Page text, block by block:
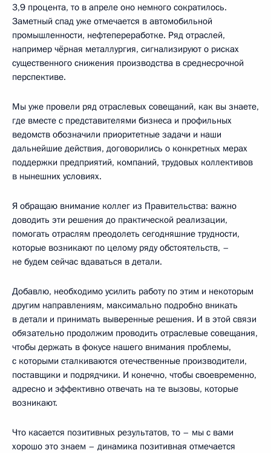
3,9 процента, то в апреле оно немного сократилось.
Заметный спад уже отмечается в автомобильной
промышленности, нефтепереработке. Ряд отраслей,
например чёрная металлургия, сигнализируют о рисках
существенного снижения производства в среднесрочной
перспективе.
Мы уже провели ряд отраслевых совещаний, как вы знаете,
где вместе с представителями бизнеса и профильных
ведомств обозначили приоритетные задачи и наши
дальнейшие действия, договорились о конкретных мерах
поддержки предприятий, компаний, трудовых коллективов
в нынешних условиях.
Я обращаю внимание коллег из Правительства: важно
доводить эти решения до практической реализации,
помогать отраслям преодолеть сегодняшние трудности,
которые возникают по целому ряду обстоятельств, –
не будем сейчас вдаваться в детали.
Добавлю, необходимо усилить работу по этим и некоторым
другим направлениям, максимально подробно вникать
в детали и принимать выверенные решения. И в этой связи
обязательно продолжим проводить отраслевые совещания,
чтобы держать в фокусе нашего внимания проблемы,
с которыми сталкиваются отечественные производители,
поставщики и подрядчики. И конечно, чтобы своевременно,
адресно и эффективно отвечать на те вызовы, которые
возникают.
Что касается позитивных результатов, то – мы с вами
хорошо это знаем – динамика позитивная отмечается